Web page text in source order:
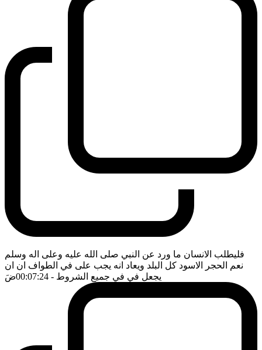
فليطلب الانسان ما ورد عن النبي صلى الله عليه وعلى اله وسلم
نعم الحجر الاسود كل البلد ويعاد انه يجب على في الطواف ان ان
يجعل في في جميع الشروط - 00:07:24 ضَ